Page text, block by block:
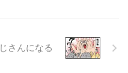
さんになる